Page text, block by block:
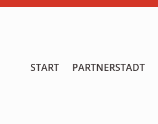
START PARTNERSTADT